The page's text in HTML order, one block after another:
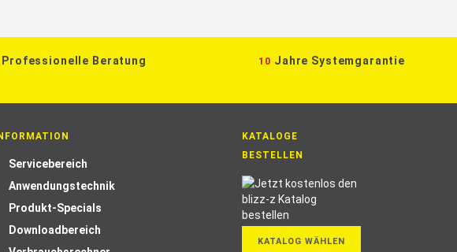
Professionelle Beratung 10 Jahre Systemgarantie
Servicebereich
Anwendungstechnik
Produkt-Specials
Downloadbereich
KATALOGE
BESTELLEN
KATALOG WÄHLEN